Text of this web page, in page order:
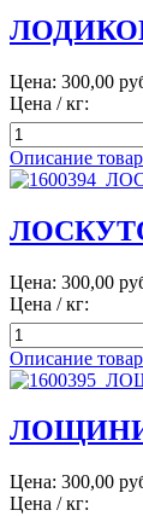
ЛОДИКОВ
Цена: 300,00
Цена / кг:
Описание
Цена: 300,00
Цена / кг:
Описание
Цена: 300,00
Цена / кг: